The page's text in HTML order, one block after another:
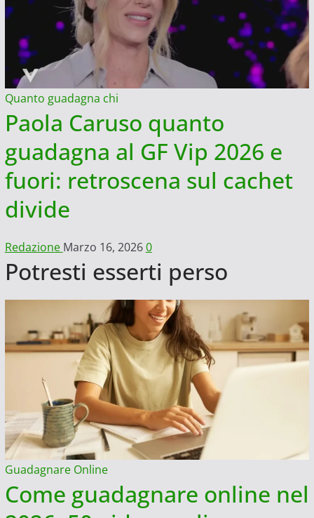
Quanto guadagna chi
Paola Caruso quanto
guadagna al GF Vip 2026 e
fuori: retroscena sul cachet
divide
Redazione Marzo 16, 20260
Potresti esserti perso
Guadagnare Online
Come guadagnare online nel